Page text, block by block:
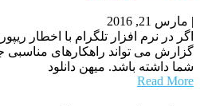
| مارس 21, 2016
اگر در نرم افزار تلگرام با اخطار
گزارش می تواند راهکارهای
شما داشته باشد. میهن دانلود
Read More